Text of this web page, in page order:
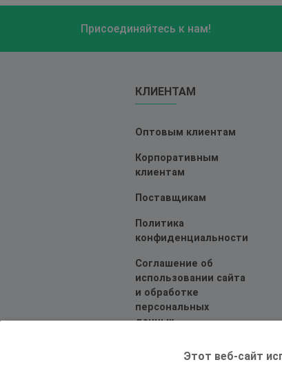
Присоединяйтесь к нам!
КЛИЕНТАМ
Оптовым клиентам
Корпоративным
клиентам
Поставщикам
Политика
конфиденциальности
Соглашение об
использовании сайта
и обработке
персональных
данных
Этот веб-сайт